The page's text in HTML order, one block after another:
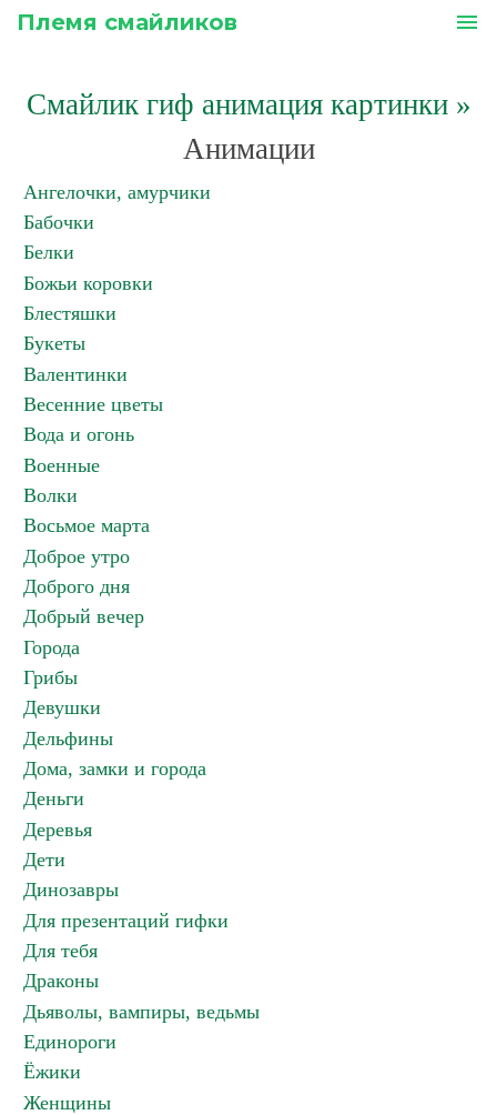
Племя смайликов menu
Смайлик гиф анимация картинки»
Анимации
Ангелочки, амурчики
Бабочки
Белки
Божьи коровки
Блестяшки
Букеты
Валентинки
Весенние цветы
Вода и огонь
Военные
Волки
Восьмое марта
Доброе утро
Доброго дня
Добрый вечер
Города
Грибы
Девушки
Дельфины
Дома, замки и города
Деньги
Деревья
Дети
Динозавры
Для презентаций гифки
Для тебя
Драконы
Дьяволы, вампиры, ведьмы
Единороги
Ёжики
Женщины